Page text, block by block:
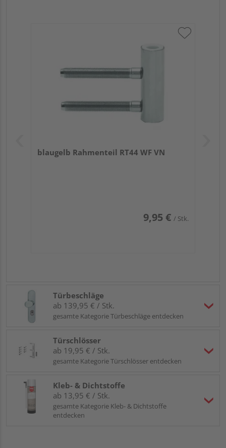
blaugelb Rahmenteil RT44 WF VN
9,95 € / Stk.
Türbeschläge
ab 139,95 € / Stk.
gesamte Kategorie Türbeschläge entdecken
Türschlösser
ab 19,95 € / Stk.
gesamte Kategorie Türschlösser entdecken
Kleb- & Dichtstoffe
ab 13,95 € / Stk.
gesamte Kategorie Kleb- & Dichtstoffe
entdecken